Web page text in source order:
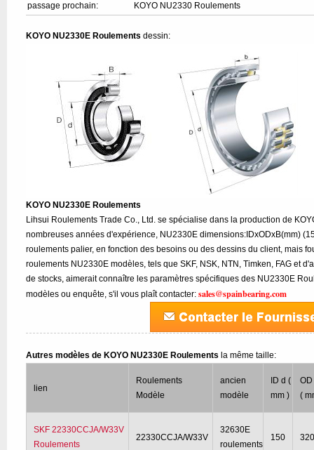
passage prochain:
KOYO NU2330 Roulements
KOYO NU2330E Roulements dessin:
KOYO NU2330E Roulements
Lihsui Roulements Trade Co., Ltd. se spécialise dans la production de
nombreuses années d'expérience, NU2330E dimensions:IDxODxB(mm)
roulements palier, en fonction des besoins ou des dessins du client, mais
roulements NU2330E modèles, tels que SKF, NSK, NTN, Timken, FAG et
de stocks, aimerait connaître les paramètres spécifiques des NU2330E
modèles ou enquête, s'il vous plaît contacter:sales@spainbearing.com
Autres modèles de KOYO NU2330E Roulements la même taille:
lien
Roulements
Modèle
ancien
modèle
ID d (
mm )
(
SKF 22330CCJA/W33V
Roulements
22330CCJA/W33V
32630E
roulements
150